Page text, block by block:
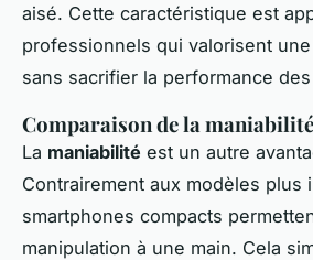
aisé. Cette caractéristique est
professionnels qui valorisent
sans sacrifier la performance
Comparaison de la maniabilité
La maniabilité est un autre
Contrairement aux modèles plus
smartphones compacts
manipulation à une main. Cela